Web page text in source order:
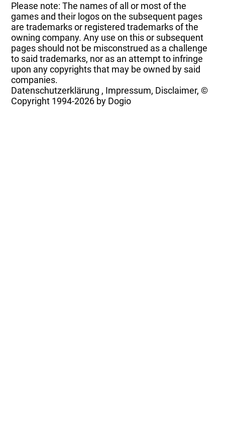
Please note: The names of all or most of the
games and their logos on the subsequent pages
are trademarks or registered trademarks of the
owning company. Any use on this or subsequent
pages should not be misconstrued as a challenge
to said trademarks, nor as an attempt to infringe
upon any copyrights that may be owned by said
companies.
Datenschutzerklärung , Impressum, Disclaimer, ©
Copyright 1994-2026 by Dogio